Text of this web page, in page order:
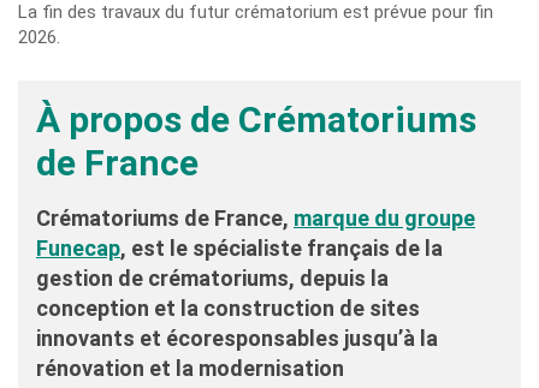
La fin des travaux du futur crématorium est prévue pour fin
2026.
À propos de Crématoriums
de France
Crématoriums de France, marque du groupe
Funecap, est le spécialiste français de la
gestion de crématoriums, depuis la
conception et la construction de sites
innovants et écoresponsables jusqu’à la
rénovation et la modernisation